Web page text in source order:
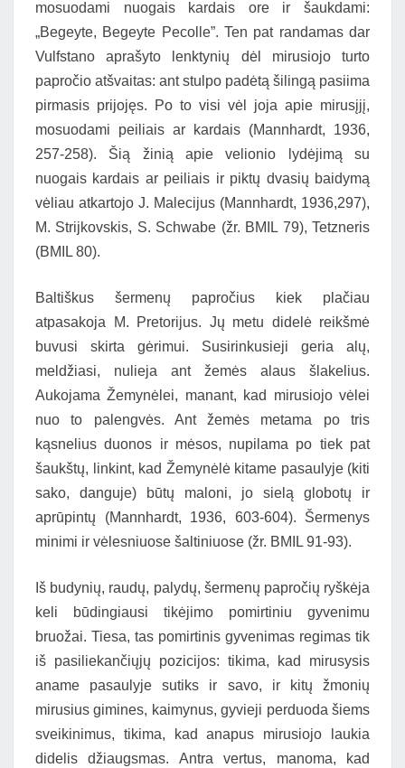
mosuodami nuogais kardais ore ir šaukdami:
„Begeyte, Begeyte Pecolle”. Ten pat randamas dar
Vulfstano aprašyto lenktynių dėl mirusiojo turto
papročio atšvaitas: ant stulpo padėtą šilingą pasiima
pirmasis prijojęs. Po to visi vėl joja apie mirusįjį,
mosuodami peiliais ar kardais (Mannhardt, 1936,
257-258). Šią žinią apie velionio lydėjimą su
nuogais kardais ar peiliais ir piktų dvasių baidymą
vėliau atkartojo J. Malecijus (Mannhardt, 1936,297),
M. Strijkovskis, S. Schwabe (žr. BMIL 79), Tetzneris
(BMIL 80).
Baltiškus šermenų papročius kiek plačiau
atpasakoja M. Pretorijus. Jų metu didelė reikšmė
buvusi skirta gėrimui. Susirinkusieji geria alų,
meldžiasi, nulieja ant žemės alaus šlakelius.
Aukojama Žemynėlei, manant, kad mirusiojo vėlei
nuo to palengvės. Ant žemės metama po tris
kąsnelius duonos ir mėsos, nupilama po tiek pat
šaukštų, linkint, kad Žemynėlė kitame pasaulyje (kiti
sako, danguje) būtų maloni, jo sielą globotų ir
aprūpintų (Mannhardt, 1936, 603-604). Šermenys
minimi ir vėlesniuose šaltiniuose (žr. BMIL 91-93).
Iš budynių, raudų, palydų, šermenų papročių ryškėja
keli būdingiausi tikėjimo pomirtiniu gyvenimu
bruožai. Tiesa, tas pomirtinis gyvenimas regimas tik
iš pasiliekančiųjų pozicijos: tikima, kad mirusysis
aname pasaulyje sutiks ir savo, ir kitų žmonių
mirusius gimines, kaimynus, gyvieji perduoda šiems
sveikinimus, tikima, kad anapus mirusiojo laukia
didelis džiaugsmas. Antra vertus, manoma, kad